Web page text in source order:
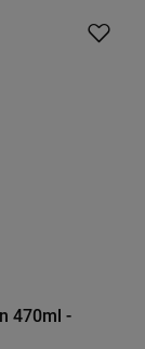
470ml -